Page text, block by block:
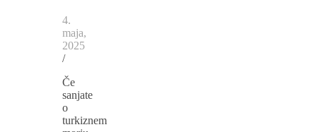
4.
maja,
2025
/
Če
sanjate
o
turkiznem